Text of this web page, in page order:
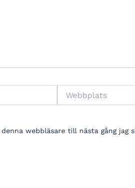
webbläsare till nästa gång jag